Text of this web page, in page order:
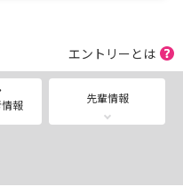
の1週間前とさせてい
エントリーとは
報
先輩情報